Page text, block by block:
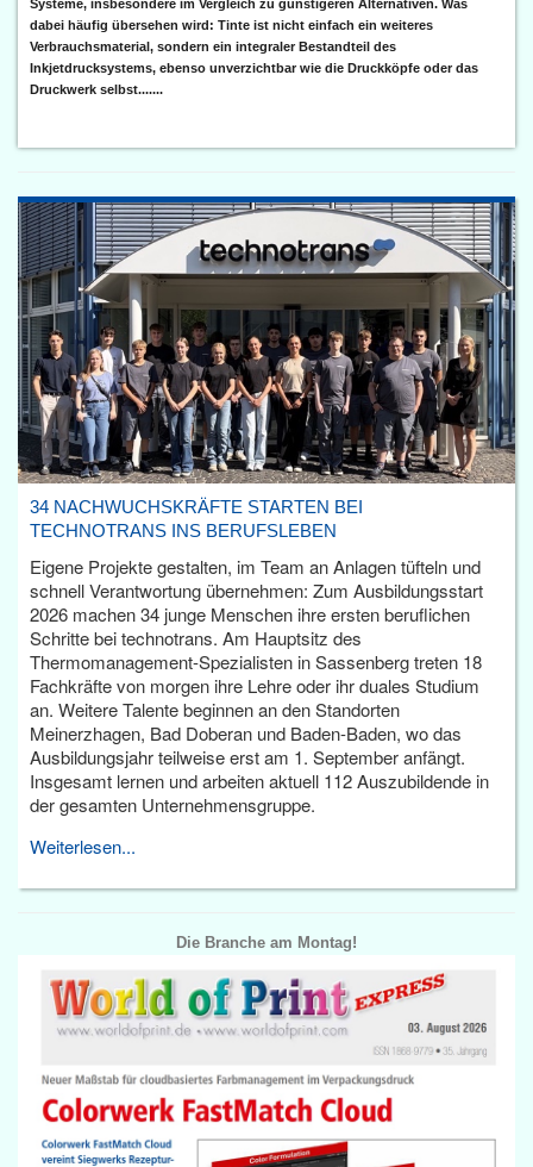
Systeme, insbesondere im Vergleich zu günstigeren Alternativen. Was
dabei häufig übersehen wird: Tinte ist nicht einfach ein weiteres
Verbrauchsmaterial, sondern ein integraler Bestandteil des
Inkjetdrucksystems, ebenso unverzichtbar wie die Druckköpfe oder das
Druckwerk selbst.......
34 NACHWUCHSKRÄFTE STARTEN BEI
TECHNOTRANS INS BERUFSLEBEN
Eigene Projekte gestalten, im Team an Anlagen tüfteln und
schnell Verantwortung übernehmen: Zum Ausbildungsstart
2026 machen 34 junge Menschen ihre ersten beruflichen
Schritte bei technotrans. Am Hauptsitz des
Thermomanagement-Spezialisten in Sassenberg treten 18
Fachkräfte von morgen ihre Lehre oder ihr duales Studium
an. Weitere Talente beginnen an den Standorten
Meinerzhagen, Bad Doberan und Baden-Baden, wo das
Ausbildungsjahr teilweise erst am 1. September anfängt.
Insgesamt lernen und arbeiten aktuell 112 Auszubildende in
der gesamten Unternehmensgruppe.
Weiterlesen...
Die Branche am Montag!